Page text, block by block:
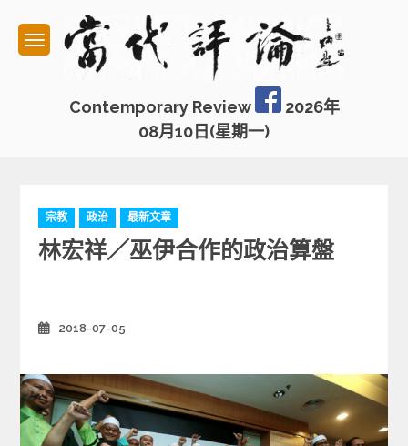
content
Contemporary Review
2026年
08月10日(星期一)
C
a
t
r
s
宗教 政治 最新文章
林宏祥／巫伊合作的政治算盤
2018-07-05